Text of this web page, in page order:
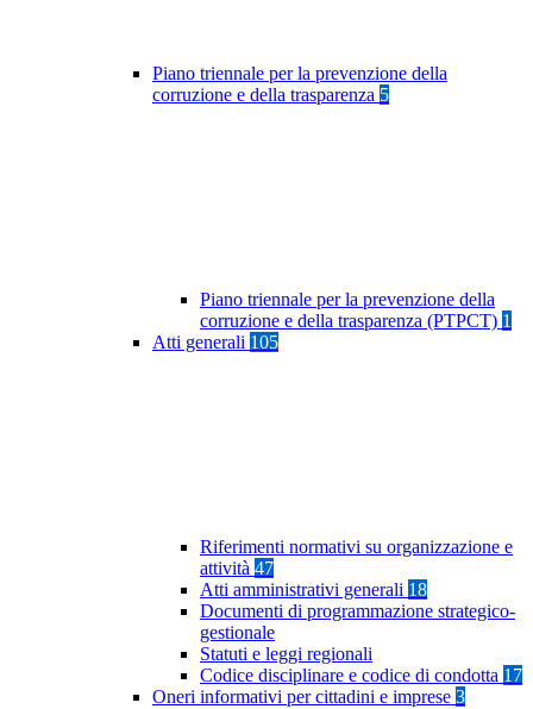
Piano triennale per la prevenzione della
corruzione e della trasparenza 5
Piano triennale per la prevenzione della
corruzione e della trasparenza (PTPCT) 1
Atti generali 105
Riferimenti normativi su organizzazione e
attività 47
Atti amministrativi generali 18
Documenti di programmazione strategico-
gestionale
Statuti e leggi regionali
Codice disciplinare e codice di condotta 17
Oneri informativi per cittadini e imprese 3